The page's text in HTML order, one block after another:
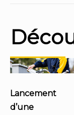
Lancement
d’une